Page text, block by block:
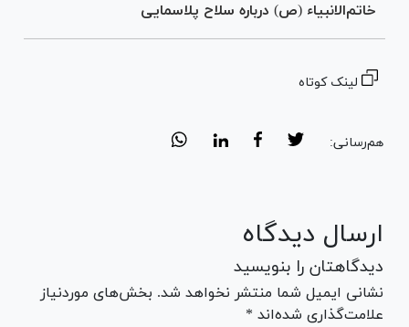
خاتم‌الانبیاء (ص) درباره سلاح پلاسمایی
لینک کوتاه
هم‌رسانی:
ارسال دیدگاه
دیدگاهتان را بنویسید
نشانی ایمیل شما منتشر نخواهد شد. بخش‌های موردنیاز
علامت‌گذاری شده‌اند *